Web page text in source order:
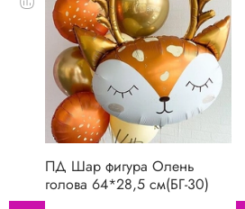
ПД Шар фигура Олень
голова 64*28,5 см(БГ-30)